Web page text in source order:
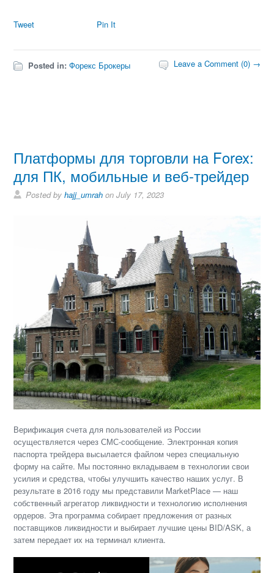
Tweet Pin It
Posted in: Форекс Брокеры Leave a Comment (0) →
Платформы для торговли на Forex:
для ПК, мобильные и веб-трейдер
Posted byhajj_umrah on July 17, 2023
Верификация счета для пользователей из России
осуществляется через СМС-сообщение. Электронная копия
паспорта трейдера высылается файлом через специальную
форму на сайте. Мы постоянно вкладываем в технологии свои
усилия и средства, чтобы улучшить качество наших услуг. В
результате в 2016 году мы представили MarketPlace — наш
собственный агрегатор ликвидности и технологию исполнения
ордеров. Эта программа собирает предложения от разных
поставщиков ликвидности и выбирает лучшие цены BID/ASK, а
затем передает их на терминал клиента.